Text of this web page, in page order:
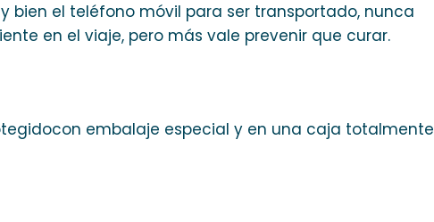
bien el teléfono móvil para ser transportado, nunca
en el viaje, pero más vale prevenir que curar.
embalaje especial y en una caja totalmente